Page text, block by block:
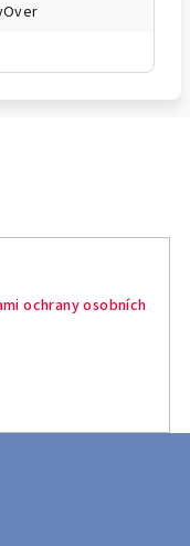
ochrany osobních